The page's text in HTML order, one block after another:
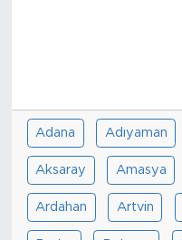
Adana Adıyaman
Aksaray Amasya
Ardahan Artvin